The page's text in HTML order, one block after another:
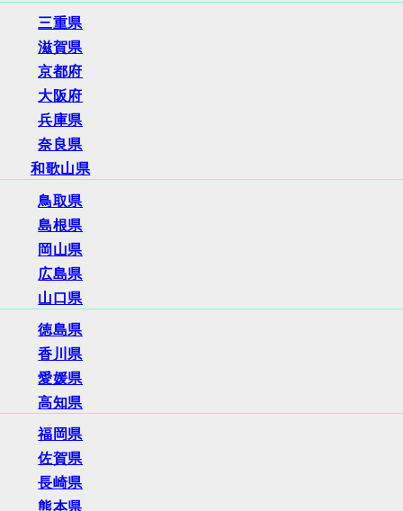
三重県
滋賀県
京都府
大阪府
兵庫県
奈良県
和歌山県
鳥取県
島根県
岡山県
広島県
山口県
徳島県
香川県
愛媛県
高知県
福岡県
佐賀県
長崎県
熊本県